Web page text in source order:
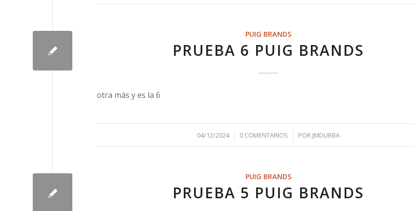
PUIG BRANDS
PRUEBA 6 PUIG BRANDS
otra más y es la 6
04/12/2024
/ 0 COMENTARIOS
/ POR JMDURBA
PUIG BRANDS
PRUEBA 5 PUIG BRANDS